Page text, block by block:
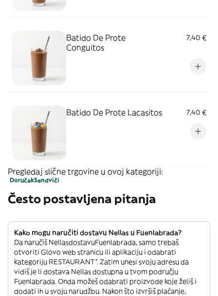
Batido De Prote
Conguitos
7,40 €
Batido De Prote Lacasitos 7,40 €
Pregledaj slične trgovine u ovoj kategoriji:
DoručakSendviči
Često postavljena pitanja
Kako mogu naručiti dostavu Nellas u Fuenlabrada?
Da naručiš NellasdostavuFuenlabrada, samo trebaš
otvoriti Glovo web stranicu ili aplikaciju i odabrati
kategoriju RESTAURANT”. Zatim unesi svoju adresu da
vidiš je li dostava Nellas dostupna u tvom području
Fuenlabrada. Onda možeš odabrati proizvode koje želiš i
dodati ih u svoju narudžbu. Nakon što izvršiš plaćanje,